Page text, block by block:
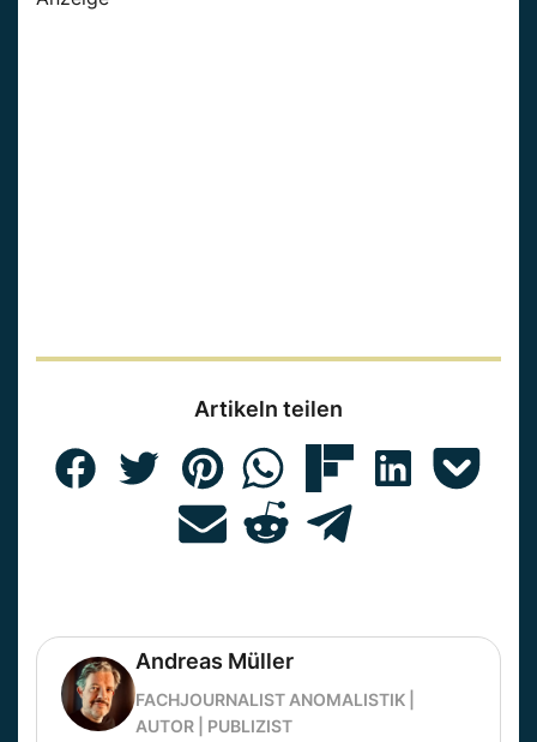
Artikeln teilen
Andreas Müller
FACHJOURNALIST ANOMALISTIK |
AUTOR | PUBLIZIST